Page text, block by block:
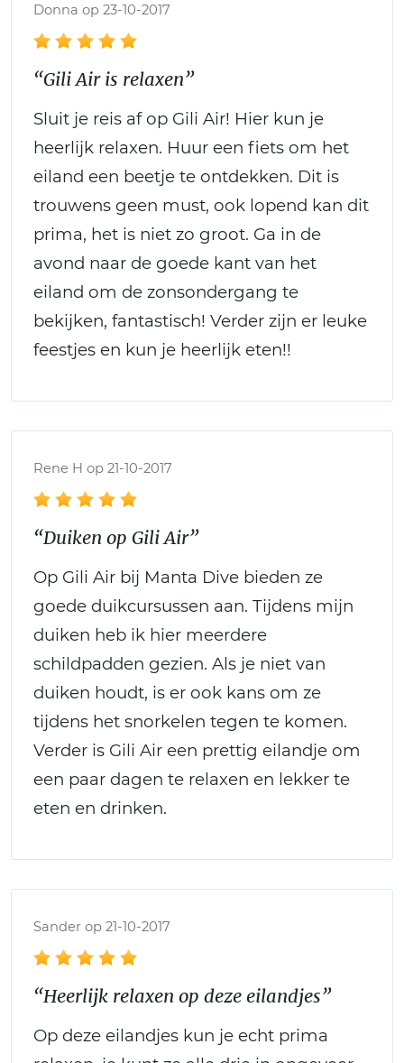
Donna op 23-10-2017
“Gili Air is relaxen”
Sluit je reis af op Gili Air! Hier kun je
heerlijk relaxen. Huur een fiets om het
eiland een beetje te ontdekken. Dit is
trouwens geen must, ook lopend kan dit
prima, het is niet zo groot. Ga in de
avond naar de goede kant van het
eiland om de zonsondergang te
bekijken, fantastisch! Verder zijn er leuke
feestjes en kun je heerlijk eten!!
Rene H op 21-10-2017
“Duiken op Gili Air”
Op Gili Air bij Manta Dive bieden ze
goede duikcursussen aan. Tijdens mijn
duiken heb ik hier meerdere
schildpadden gezien. Als je niet van
duiken houdt, is er ook kans om ze
tijdens het snorkelen tegen te komen.
Verder is Gili Air een prettig eilandje om
een paar dagen te relaxen en lekker te
eten en drinken.
Sander op 21-10-2017
“Heerlijk relaxen op deze eilandjes”
Op deze eilandjes kun je echt prima